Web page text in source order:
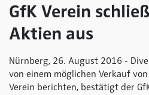
GfK Verein
Aktien aus
Nürnberg, 26. August 2016 -
von einem möglichen Verkauf
Verein berichten, bestätigt der